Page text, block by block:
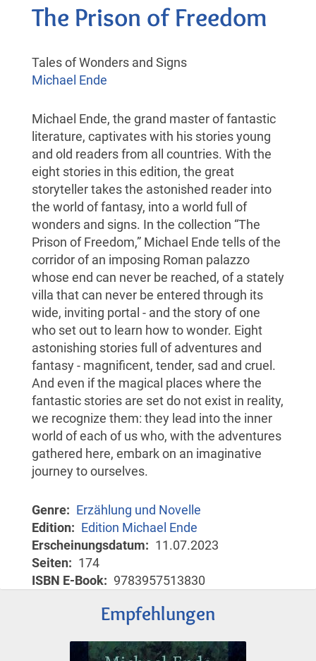
The Prison of Freedom
Tales of Wonders and Signs
Michael Ende
Michael Ende, the grand master of fantastic
literature, captivates with his stories young
and old readers from all countries. With the
eight stories in this edition, the great
storyteller takes the astonished reader into
the world of fantasy, into a world full of
wonders and signs. In the collection “The
Prison of Freedom,” Michael Ende tells of the
corridor of an imposing Roman palazzo
whose end can never be reached, of a stately
villa that can never be entered through its
wide, inviting portal - and the story of one
who set out to learn how to wonder. Eight
astonishing stories full of adventures and
fantasy - magnificent, tender, sad and cruel.
And even if the magical places where the
fantastic stories are set do not exist in reality,
we recognize them: they lead into the inner
world of each of us who, with the adventures
gathered here, embark on an imaginative
journey to ourselves.
Genre
Erzählung und Novelle
Edition
Edition Michael Ende
Erscheinungsdatum
11.07.2023
Seiten
174
ISBN E-Book
9783957513830
Empfehlungen